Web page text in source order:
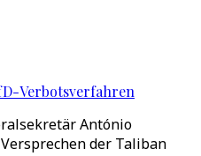
Verbotsverfahren
António
der Taliban